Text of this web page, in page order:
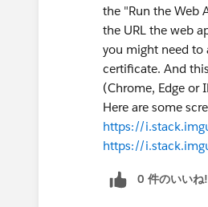
the "Run the Web
the URL the web
you might need to
certificate. And
(Chrome, Edge or
Here are some
https://
https://
0 件のいいね!